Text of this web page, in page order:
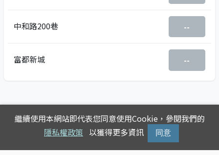
中和路200巷 --
富都新城 --
繼續使用本網站即代表您同意使用Cookie，參閱我們的
隱私權政策 以獲得更多資訊 同意